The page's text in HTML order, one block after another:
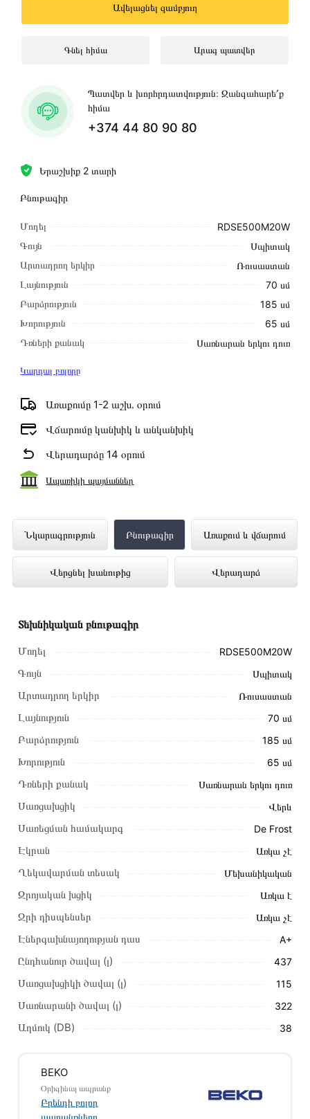
Երաշխիք 2 տարի
Բնութագիր
Մոդել
RDSE500M20W
Գույն
Սպիտակ
Արտադրող երկիր
Ռուսաստան
Լայնություն
70 սմ
Բարձրություն
185 սմ
Խորություն
65 սմ
Դռների քանակ
Սառնարան երկու դուռ
Կարդալ բոլորը
Առաքումը 1-2 աշխ․ օրում
Վճարումը կանխիկ և անկանխիկ
Վերադարձը 14 օրում
Ապառիկի պայմաններ
Ավելացնել զամբյուղ
Գնել հիմա Արագ պատվեր
Պատվեր և խորհրդատվություն։ Զանգահարե՛ք
հիմա
+374 44 80 90 80
Նկարագրություն Բնութագիր Առաքում և վճարում
Վերցնել խանութից Վերադարձ
Սառնարան BEKO RDSE500M20W
ներկայացված է Technomix առցանց
խանութում լավագույն գնով 294 000 դրամ
Այս ապրանքը գնելու համար սեղմեք
զամբյուղին»
Կարող եք նաև պատվիրել՝ զանգահարելով կայքում նշված
կոնտակտային համարներին։
Կայքում տվյալ ապրանքի՝ Սառնարան BEKO
RDSE500M20W առաքման և վճարման պայմանները
Մեր պրոֆեսիոնալ մենեջերները կմշակեն պատվերը և
կկապվեն ձեզ հետ՝ համաձայնեցնելու առաքման
պայմանները։ Նախքան առցանց պատվեր տեղադրելը,
խորհուրդ ենք տալիս կարդալ նկարագրությունը,
կատարվում է 14 օրվա ընթացքում:
Տեխնիկական բնութագիր
Մոդել RDSE500M20W
Գույն Սպիտակ
Արտադրող երկիր Ռուսաստան
Լայնություն 70 սմ
Բարձրություն 185 սմ
Խորություն 65 սմ
Դռների քանակ Սառնարան երկու դուռ
Սառցախցիկ Վերև
Սառեցման համակարգ De Frost
Էկրան Առկա չէ
Ղեկավարման տեսակ Մեխանիկական
Զրոյական խցիկ Առկա է
Ջրի դիսպենսեր Առկա չէ
Էներգախնայողության դաս A+
Ընդհանուր ծավալ (լ) 437
Սառցախցիկի ծավալ (լ) 115
Սառնարանի ծավալ (լ) 322
Աղմուկ (DB) 38
BEKO
Օրիգինալ ապրանք
Բրենդի բոլոր
ապրանքները